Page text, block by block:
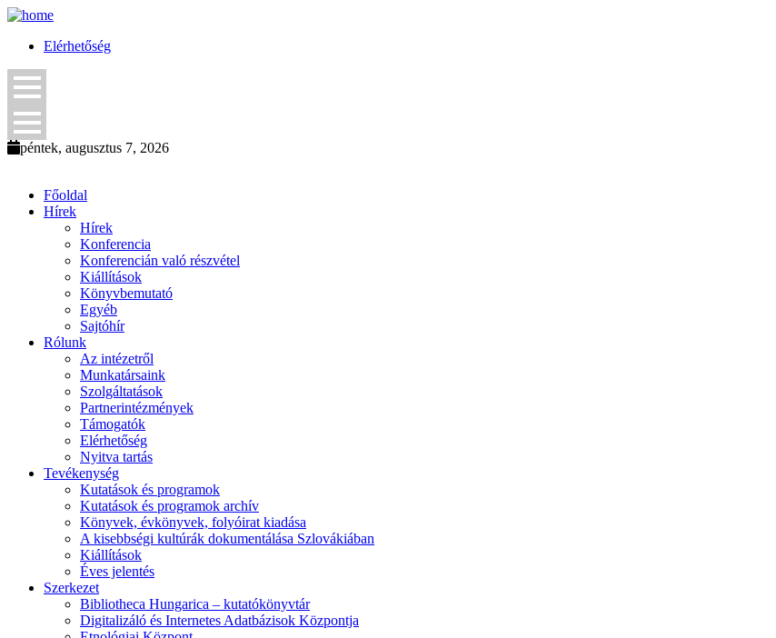
Elérhetőség
péntek, augusztus 7, 2026
Főoldal
Hírek
Hírek
Konferencia
Konferencián való részvétel
Kiállítások
Könyvbemutató
Egyéb
Sajtóhír
Rólunk
Az intézetről
Munkatársaink
Szolgáltatások
Partnerintézmények
Támogatók
Elérhetőség
Nyitva tartás
Tevékenység
Kutatások és programok
Kutatások és programok archív
Könyvek, évkönyvek, folyóirat kiadása
A kisebbségi kultúrák dokumentálása Szlovákiában
Kiállítások
Éves jelentés
Szerkezet
Bibliotheca Hungarica – kutatókönyvtár
Digitalizáló és Internetes Adatbázisok Központja